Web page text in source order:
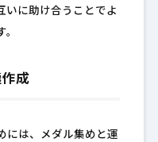
いに助け合うことでよ
。
成
には、メダル集めと運